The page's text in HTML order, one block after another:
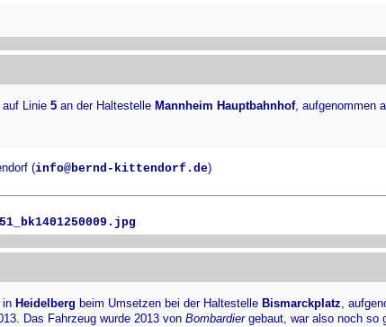
auf Linie 5 an der Haltestelle Mannheim Hauptbahnhof, aufgenommen
(info@bernd-kittendorf.de)
in Heidelberg beim Umsetzen bei der Haltestelle Bismarckplatz,
Das Fahrzeug wurde 2013 von Bombardiergebaut, war also noch so